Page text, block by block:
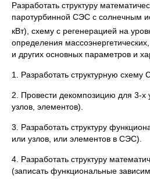
Разработать структуру
паротурбинной СЭС с солнечным
кВт), схему с регенерацией на
определения
и других основных параметров и
1. Разработать структурную схему
2. Провести декомпозицию для 3-х
узлов, элементов).
3. Разработать структуру
или узлов, или элементов в СЭС).
4. Разработать структуру
(записать функциональные